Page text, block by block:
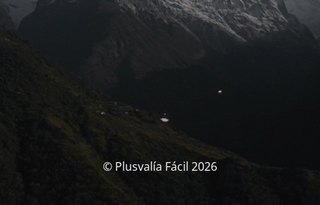
© Plusvalía Fácil 2026